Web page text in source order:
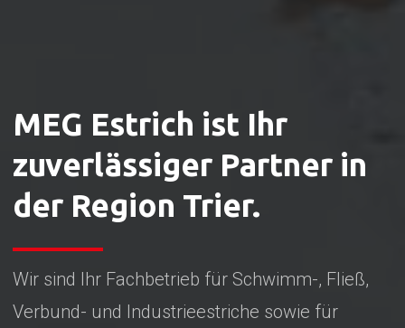
MEG Estrich ist Ihr
zuverlässiger Partner in
der Region Trier.
Wir sind Ihr Fachbetrieb für Schwimm-, Fließ,
Verbund- und Industrieestriche sowie für